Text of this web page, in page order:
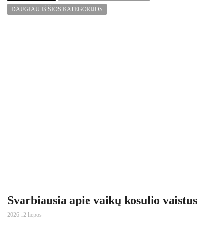
DAUGIAU IŠ ŠIOS KATEGORIJOS
Svarbiausia apie vaikų kosulio vaistus
2026 12 liepos